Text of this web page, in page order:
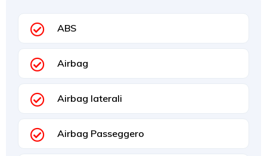
ABS
Airbag
Airbag laterali
Airbag Passeggero